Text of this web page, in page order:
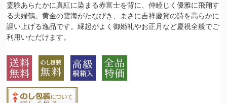
霊験あらたかに真紅に染まる赤富士を背に、仲睦じく優雅に飛翔す
る夫婦鶴。黄金の雲海がたなびき、まさに吉祥慶賀の詩を高らかに
謳い上げる逸品です。縁起がよく御婚礼やお正月など慶祝全般でご
利用いただけます。